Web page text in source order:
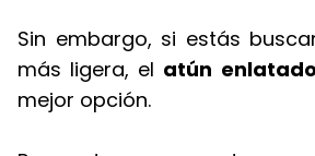
Sin embargo, si estás
más ligera, el atún
mejor opción.